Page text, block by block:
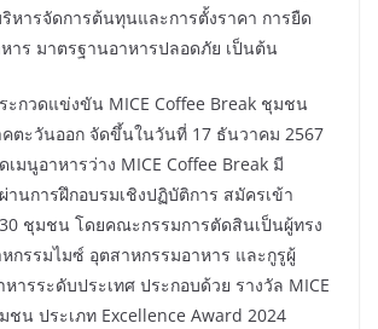
หารจัดการต้นทุนและการตั้งราคา การยืด
าร มาตรฐานอาหารปลอดภัย เป็นต้น
ะกวดแข่งขัน MICE Coffee Break ชุมชน
ตะวันออก จัดขึ้นในวันที่ 17 ธันวาคม 2567
เมนูอาหารว่าง MICE Coffee Break มี
นการฝึกอบรมเชิงปฏิบัติการ สมัครเข้า
ชุมชน โดยคณะกรรมการตัดสินเป็นผู้ทรง
รรมไมซ์ อุตสาหกรรมอาหาร และกูรูผู้
ารระดับประเทศ ประกอบด้วย รางวัล MICE
ชน ประเภท Excellence Award 2024